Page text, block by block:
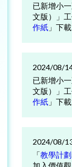
已新增小
文版）」
作紙 」下載
2024/08/
已新增小
文版）」
作紙 」下載
2024/08/
「教學計